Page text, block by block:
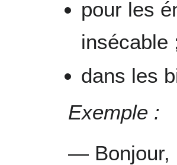
pour les
insécable
dans les
Exemple :
— Bonjour,